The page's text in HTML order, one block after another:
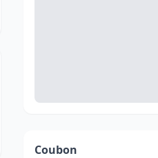
Coubon